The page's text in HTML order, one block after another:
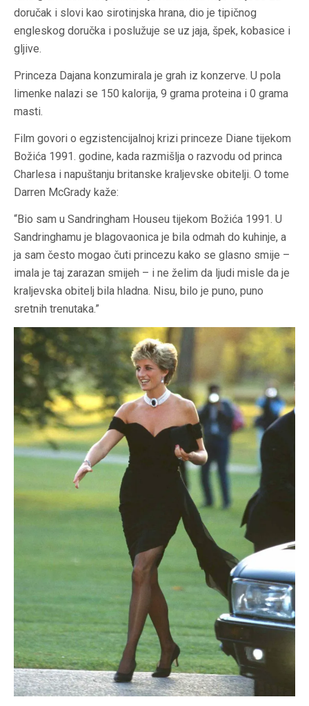
doručak i slovi kao sirotinjska hrana, dio je tipičnog
engleskog doručka i poslužuje se uz jaja, špek, kobasice i
gljive.
Princeza Dajana konzumirala je grah iz konzerve. U pola
limenke nalazi se 150 kalorija, 9 grama proteina i 0 grama
masti.
Film govori o egzistencijalnoj krizi princeze Diane tijekom
Božića 1991. godine, kada razmišlja o razvodu od princa
Charlesa i napuštanju britanske kraljevske obitelji. O tome
Darren McGrady kaže:
“Bio sam u Sandringham Houseu tijekom Božića 1991. U
Sandringhamu je blagovaonica je bila odmah do kuhinje, a
ja sam često mogao čuti princezu kako se glasno smije –
imala je taj zarazan smijeh – i ne želim da ljudi misle da je
kraljevska obitelj bila hladna. Nisu, bilo je puno, puno
sretnih trenutaka.”